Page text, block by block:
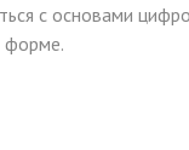
с основами
форме.